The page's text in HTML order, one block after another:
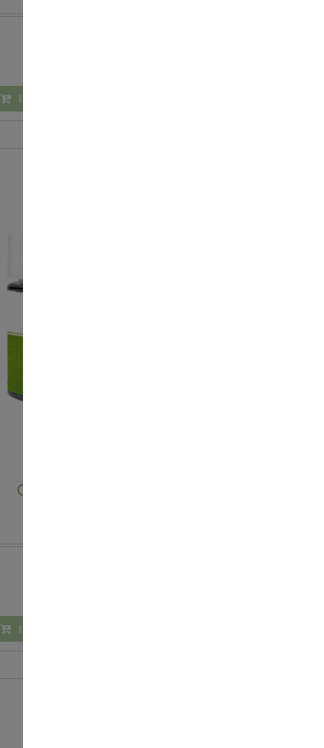
In den Warenkorb
Gold Olivenkern Peeling
In den Warenkorb